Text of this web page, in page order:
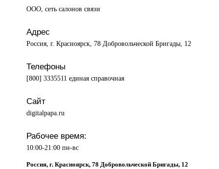
ООО, сетьсалонов связи
Адрес
Россия, г. Красноярск, 78 Добровольческой Бригады, 12
Телефоны
[800] 3335511 единая справочная
Сайт
digitalpapa.ru
Рабочее время:
10:00-21:00 пн-вс
Россия, г. Красноярск, 78 Добровольческой Бригады, 12